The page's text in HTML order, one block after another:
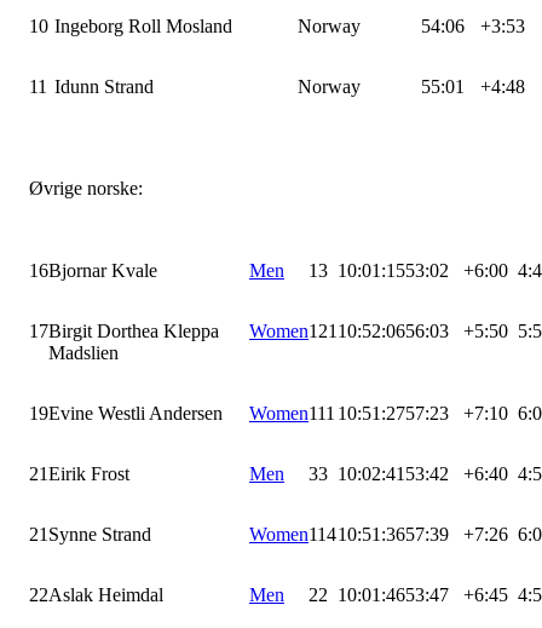
10 Ingeborg Roll Mosland Norway 54:06 +3:53
11 Idunn Strand Norway 55:01 +4:48
Øvrige norske:
16Bjornar Kvale Men 13 10:01:1553:02 +6:00
17Birgit Dorthea Kleppa
Madslien
Women121 10:52:0656:03 +5:50
19Evine Westli Andersen Women111 10:51:2757:23 +7:10
21Eirik Frost Men 33 10:02:41 53:42 +6:40
21 Synne Strand Women11410:51:3657:39 +7:26
22Aslak Heimdal Men 22 10:01:4653:47 +6:45